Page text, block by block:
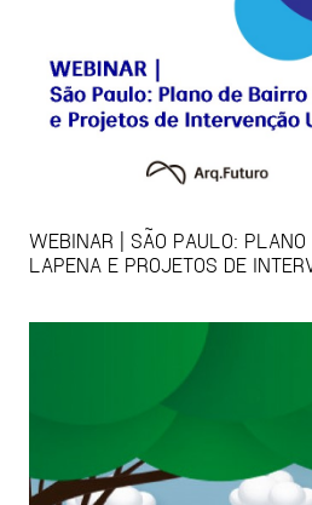
WEBINAR | SÃO PAULO: PLANO
LAPENA E PROJETOS DE